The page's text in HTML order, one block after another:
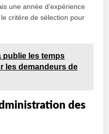
une année d’expérience
critère de sélection pour
publie les temps
les demandeurs de
des